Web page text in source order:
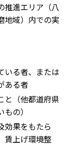
推進エリア（八
地域）内での実
いる者、または
ある者
と（他都道府県
の）
効果をもたら
賃上げ環境整